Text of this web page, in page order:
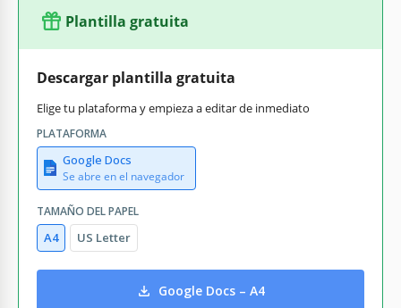
Plantilla gratuita
Descargar plantilla gratuita
Elige tu plataforma y empieza a editar de inmediato
PLATAFORMA
Google Docs
Se abre en el navegador
TAMAÑO DEL PAPEL
A4 US Letter
Google Docs – A4